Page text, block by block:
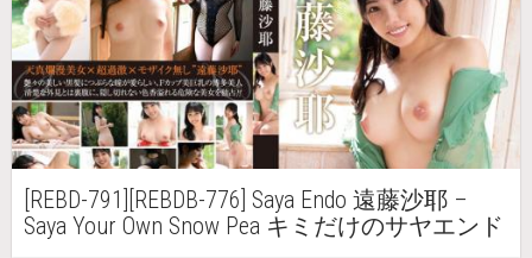
[REBD-791][REBDB-776] Saya Endo 遠藤沙耶 –
Saya Your Own Snow Pea キミだけのサヤエンド